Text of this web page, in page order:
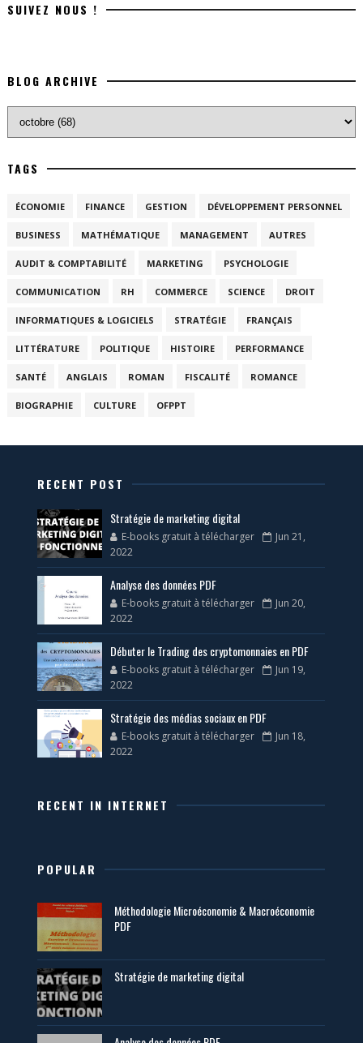
SUIVEZ NOUS !
BLOG ARCHIVE
TAGS
ÉCONOMIE FINANCE GESTION DÉVELOPPEMENT PERSONNEL
BUSINESS MATHÉMATIQUE MANAGEMENT AUTRES
AUDIT & COMPTABILITÉ MARKETING PSYCHOLOGIE
COMMUNICATION RH COMMERCE SCIENCE DROIT
INFORMATIQUES & LOGICIELS STRATÉGIE FRANÇAIS
LITTÉRATURE POLITIQUE HISTOIRE PERFORMANCE
SANTÉ ANGLAIS ROMAN FISCALITÉ ROMANCE
BIOGRAPHIE CULTURE OFPPT
RECENT POST
Stratégie de marketing digital
E-books gratuit à télécharger
Jun 21,
2022
Analyse des données PDF
E-books gratuit à télécharger
Jun 20,
2022
Débuter le Trading des cryptomonnaies en PDF
E-books gratuit à télécharger
Jun 19,
2022
Stratégie des médias sociaux en PDF
E-books gratuit à télécharger
Jun 18,
2022
RECENT IN INTERNET
POPULAR
Méthodologie Microéconomie & Macroéconomie
PDF
Stratégie de marketing digital